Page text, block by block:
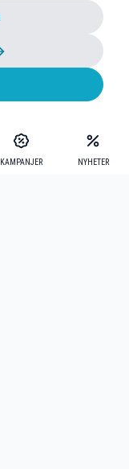
KAMPANJER NYHETER